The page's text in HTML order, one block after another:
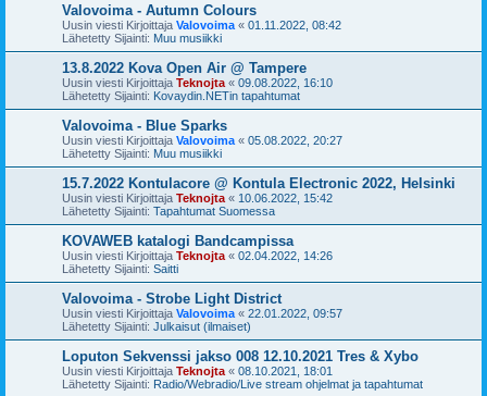
Valovoima - Autumn Colours
Uusin viesti Kirjoittaja Valovoima « 01.11.2022, 08:42
Lähetetty Sijainti: Muu musiikki
13.8.2022 Kova Open Air @ Tampere
Uusin viesti Kirjoittaja Teknojta « 09.08.2022, 16:10
Lähetetty Sijainti: Kovaydin.NETin tapahtumat
Valovoima - Blue Sparks
Uusin viesti Kirjoittaja Valovoima « 05.08.2022, 20:27
Lähetetty Sijainti: Muu musiikki
15.7.2022 Kontulacore @ Kontula Electronic 2022, Helsinki
Uusin viesti Kirjoittaja Teknojta « 10.06.2022, 15:42
Lähetetty Sijainti: Tapahtumat Suomessa
KOVAWEB katalogi Bandcampissa
Uusin viesti Kirjoittaja Teknojta « 02.04.2022, 14:26
Lähetetty Sijainti: Saitti
Valovoima - Strobe Light District
Uusin viesti Kirjoittaja Valovoima « 22.01.2022, 09:57
Lähetetty Sijainti: Julkaisut (ilmaiset)
Loputon Sekvenssi jakso 008 12.10.2021 Tres & Xybo
Uusin viesti Kirjoittaja Teknojta « 08.10.2021, 18:01
Lähetetty Sijainti: Radio/Webradio/Live stream ohjelmat ja tapahtumat